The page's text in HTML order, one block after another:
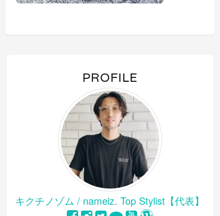
PROFILE
キクチノゾム / nameiz. Top Stylist【代表】